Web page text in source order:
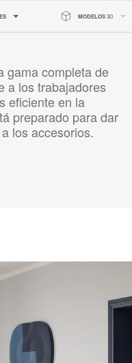
MODELOS 3D
gama completa de
a los trabajadores
eficiente en la
preparado para dar
los accesorios.